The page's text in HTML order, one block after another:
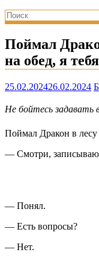
Поймал
на обед, я
25.02.202426.02.2024
Не бойтесь задавать
Поймал Дракон в
— Смотри, записываю:
— Понял.
— Есть вопросы?
— Hет.